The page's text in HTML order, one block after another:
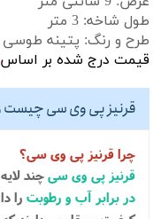
طول شاخه: 3 متر
طرح و رنگ: پتینه طوسی
قیمت درج شده بر اساس
قرنیز پی وی سی چیست
چرا قرنیز پی وی سی؟
قرنیز پی وی سیچند
در برابر آب و رطوبت را